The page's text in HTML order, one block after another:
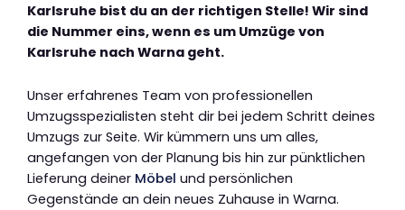
Karlsruhe bist du an der richtigen Stelle! Wir sind
die Nummer eins, wenn es um Umzüge von
Karlsruhe nach Warna geht.
Unser erfahrenes Team von professionellen
Umzugsspezialisten steht dir bei jedem Schritt deines
Umzugs zur Seite. Wir kümmern uns um alles,
angefangen von der Planung bis hin zur pünktlichen
Lieferung deiner Möbel und persönlichen
Gegenstände an dein neues Zuhause in Warna.